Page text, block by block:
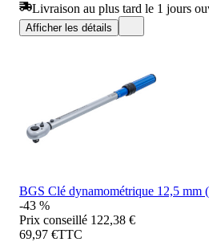
Livraison au plus tard le 1 jours
Afficher les détails
BGS Clé dynamométrique 12,5 mm
-43 %
Prix conseillé 122,38 €
69,97 €TTC